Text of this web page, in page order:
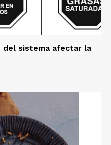
del sistema afectar la